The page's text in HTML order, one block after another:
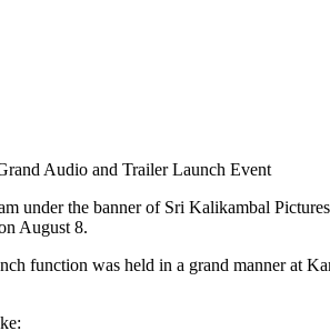
Audio and Trailer Launch Event
under the banner of Sri Kalikambal
August 8.
function was held in a grand manner at